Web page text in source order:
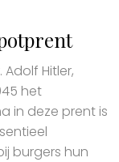
Hitler,
het
in deze prent is
burgers hun